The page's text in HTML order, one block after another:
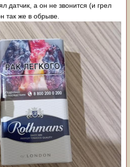
датчик, а он не звонится (и грел
так же в обрыве.